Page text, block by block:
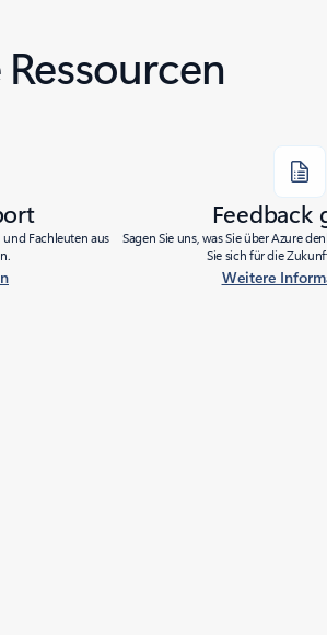
und Fachleuten aus
Feedback
Sagen Sie uns, was Sie über Azure
Sie sich für die
Weitere